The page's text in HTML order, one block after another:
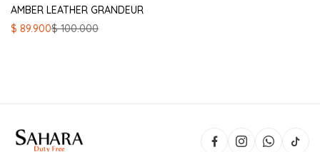
AMBER LEATHER GRANDEUR
$100.000
El
$ 89.900
El